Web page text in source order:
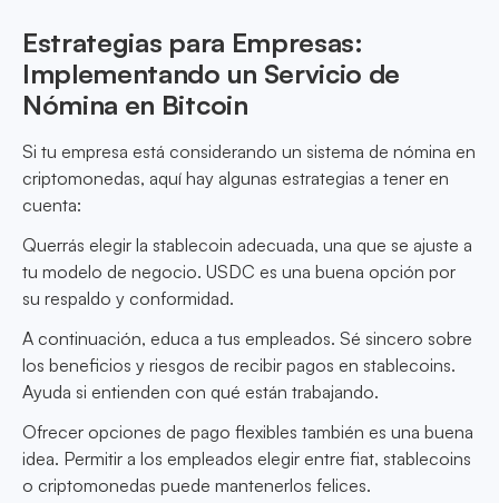
Estrategias para Empresas:
Implementando un Servicio de
Nómina en Bitcoin
Si tu empresa está considerando un sistema de nómina en
criptomonedas, aquí hay algunas estrategias a tener en
cuenta:
Querrás elegir la stablecoin adecuada, una que se ajuste a
tu modelo de negocio. USDC es una buena opción por
su respaldo y conformidad.
A continuación, educa a tus empleados. Sé sincero sobre
los beneficios y riesgos de recibir pagos en stablecoins.
Ayuda si entienden con qué están trabajando.
Ofrecer opciones de pago flexibles también es una buena
idea. Permitir a los empleados elegir entre fiat, stablecoins
o criptomonedas puede mantenerlos felices.